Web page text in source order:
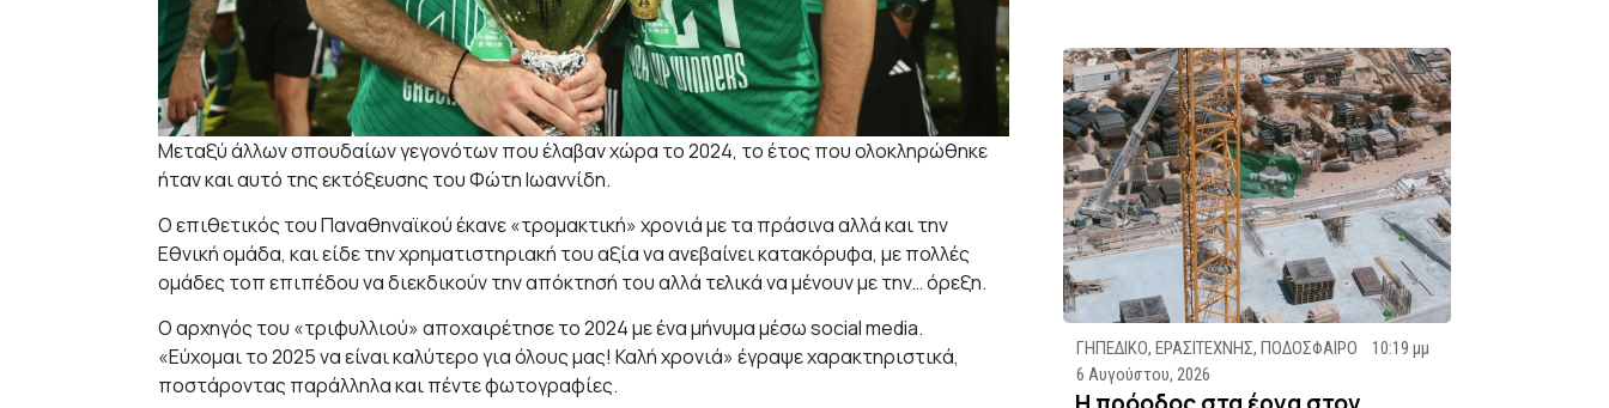
Μεταξύ άλλων σπουδαίων γεγονότων που έλαβαν χώρα το 2024, το έτος που ολοκληρώθηκε
ήταν και αυτό της εκτόξευσης του Φώτη Ιωαννίδη.
Ο επιθετικός του Παναθηναϊκού έκανε «τρομακτική» χρονιά με τα πράσινα αλλά και την
Εθνική ομάδα, και είδε την χρηματιστηριακή του αξία να ανεβαίνει κατακόρυφα, με πολλές
ομάδες τοπ επιπέδου να διεκδικούν την απόκτησή του αλλά τελικά να μένουν με την… όρεξη.
Ο αρχηγός του «τριφυλλιού» αποχαιρέτησε το 2024 με ένα μήνυμα μέσω social media.
«Εύχομαι το 2025 να είναι καλύτερο για όλους μας! Καλή χρονιά» έγραψε χαρακτηριστικά,
ποστάροντας παράλληλα και πέντε φωτογραφίες.
ΓΗΠΕΔΙΚΟ, ΕΡΑΣΙΤΕΧΝΗΣ, ΠΟΔΟΣΦΑΙΡΟ
10:19 μμ
6 Αυγούστου, 2026